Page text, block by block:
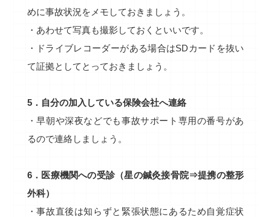
めに事故状況をメモしておきましょう。
・あわせて写真も撮影しておくといいです。
・ドライブレコーダーがある場合はSDカードを抜い
て証拠としてとっておきましょう。
5．自分の加入している保険会社へ連絡
・早朝や深夜などでも事故サポート専用の番号があ
るので連絡しましょう。
6．医療機関への受診（星の鍼灸接骨院⇒提携の整形
外科）
・事故直後は知らずと緊張状態にあるため自覚症状